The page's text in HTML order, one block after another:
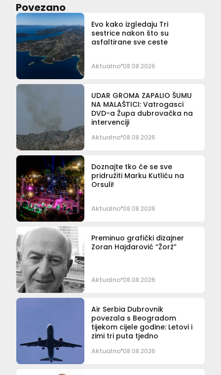
Povezano
Evo kako izgledaju Tri
sestrice nakon što su
asfaltirane sve ceste
Aktualno 08.08.2026
UDAR GROMA ZAPALIO ŠUMU
NA MALAŠTICI: Vatrogasci
DVD-a Župa dubrovačka na
intervenciji
Aktualno 08.08.2026
Doznajte tko će se sve
pridružiti Marku Kutliću na
Orsuli!
Aktualno 08.08.2026
Preminuo grafički dizajner
Zoran Hajdarović “Žorž”
Aktualno 08.08.2026
Air Serbia Dubrovnik
povezala s Beogradom
tijekom cijele godine: Letovi i
zimi tri puta tjedno
Aktualno 08.08.2026